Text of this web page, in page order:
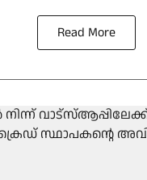
Read More